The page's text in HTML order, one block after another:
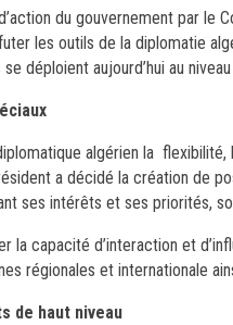
du gouvernement par
les outils de la diplomatie
déploient aujourd’hui au
algérien la
a décidé la création de
ses intérêts et ses priorités,
la capacité d’interaction et
régionales et internationale
de haut niveau